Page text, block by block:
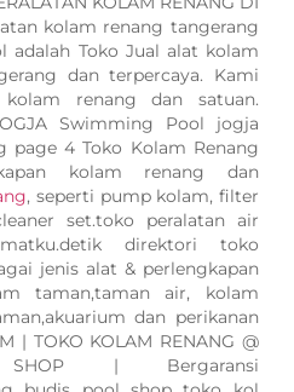
kolam renang tangerang
adalah Toko Jual alat kolam
dan terpercaya. Kami
renang dan satuan.
Swimming Pool jogja
4 Toko Kolam Renang
kolam renang dan
, seperti pump kolam, filter
set.toko peralatan air
direktori toko
jenis alat & perlengkapan
taman,taman air, kolam
dan perikanan
| TOKO KOLAM RENANG @
SHOP | Bergaransi